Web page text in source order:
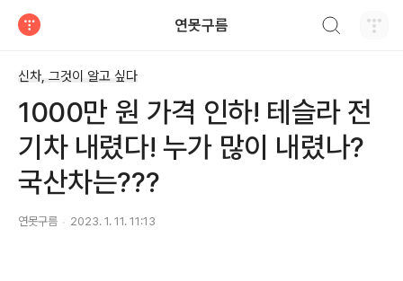
연못구름
신차, 그것이 알고 싶다
1000만 원 가격 인하! 테슬라 전
기차 내렸다! 누가 많이 내렸나?
국산차는???
연못구름 2023. 1. 11. 11:13